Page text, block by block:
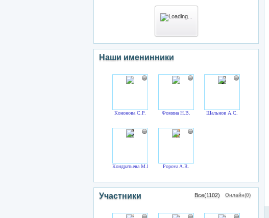
Наши именинники
Кононова С.Р. Фомина Н.В. Шальнов А.С.
Кондратьева М.Н. Popova A.R.
Участники Все(1102) Онлайн(0)